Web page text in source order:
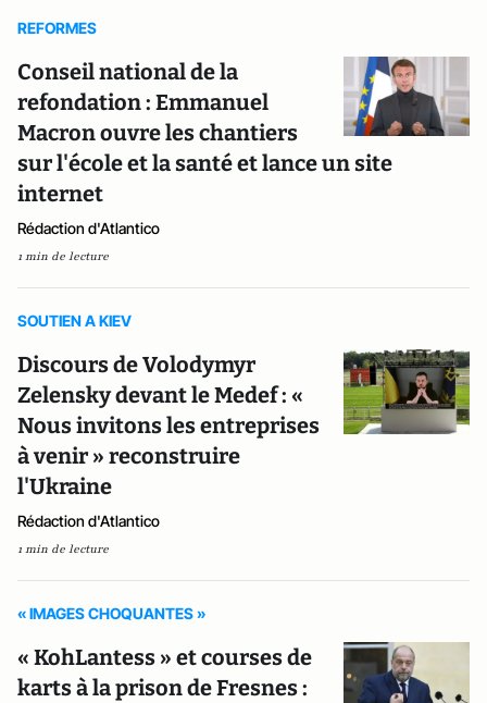
REFORMES
Conseil national de la
refondation : Emmanuel
Macron ouvre les chantiers
sur l'école et la santé et lance un site
internet
Rédaction d'Atlantico
1 min de lecture
SOUTIEN A KIEV
Discours de Volodymyr
Zelensky devant le Medef : «
Nous invitons les entreprises
à venir » reconstruire
l'Ukraine
Rédaction d'Atlantico
1 min de lecture
« IMAGES CHOQUANTES »
« KohLantess » et courses de
karts à la prison de Fresnes :